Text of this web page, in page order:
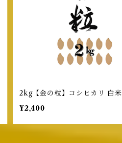
2kg【金の粒】コシヒカリ 白米
¥2,400